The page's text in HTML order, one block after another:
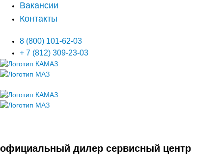
Вакансии
Контакты
8 (800) 101-62-03
+ 7 (812) 309-23-03
официальный дилер сервисный центр